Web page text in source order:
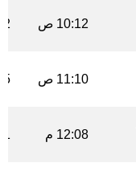
10:12 ص
11:10 ص
12:08 م